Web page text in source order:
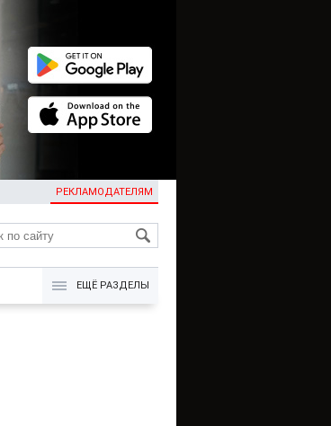
РЕКЛАМОДАТЕЛЯМ
KG
ЕЩЁ РАЗДЕЛЫ